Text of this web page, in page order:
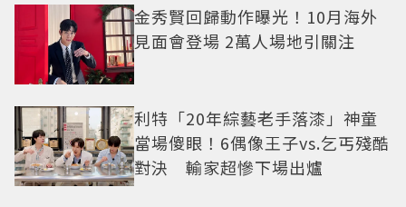
金秀賢回歸動作曝光！10月海外
見面會登場 2萬人場地引關注
利特「20年綜藝老手落漆」神童
當場傻眼！6偶像王子vs.乞丐殘酷
對決 輸家超慘下場出爐